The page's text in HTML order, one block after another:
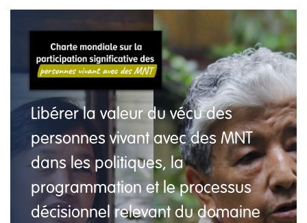
Libérer la valeur du vécu des
personnes vivant avec des MNT
dans les politiques, la
programmation et le processus
décisionnel relevant du domaine